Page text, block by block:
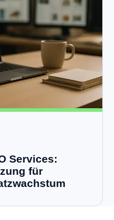
Services:
für